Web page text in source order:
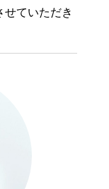
せていただき